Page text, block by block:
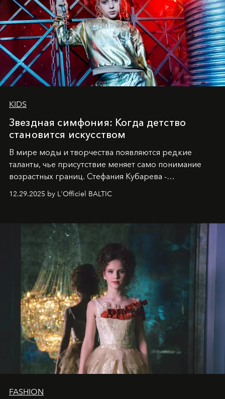
KIDS
Звездная симфония: Когда детство
становится искусством
В мире моды и творчества появляются редкие
таланты, чье присутствие меняет само понимание
возрастных границ. Стефания Кубарева -
десятилетняя обладательница невероятной
харизмы, чье имя уже украшает обложки
2025
и LUXIA June 2025, представляет собой
уникальное явление современной культуры.
12.29.2025 by L'Officiel BALTIC
FASHION